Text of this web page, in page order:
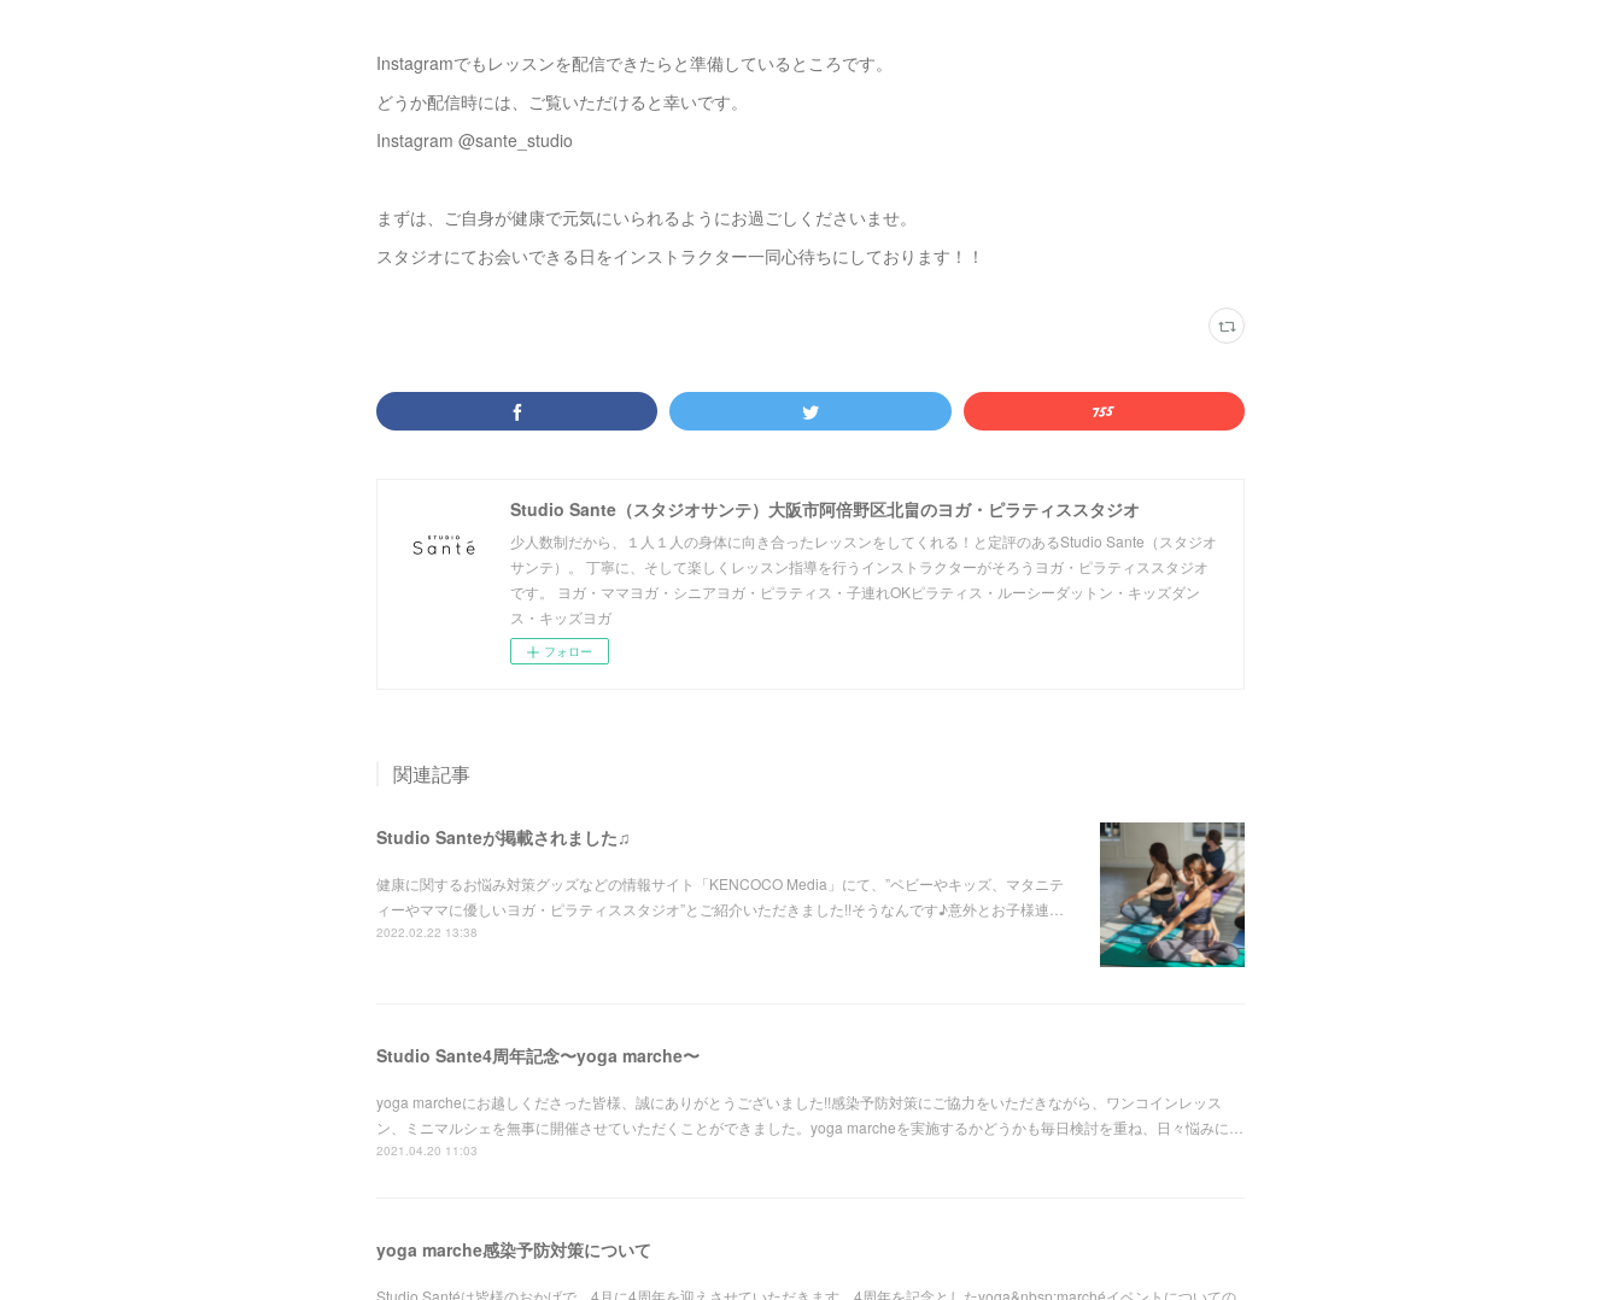
Instagramでもレッスンを配信できたらと準備しているところです。
どうか配信時には、ご覧いただけると幸いです。
Instagram @sante_studio
まずは、ご自身が健康で元気にいられるようにお過ごしくださいませ。
スタジオにてお会いできる日をインストラクター一同心待ちにしております！！
Studio Sante（スタジオサンテ）大阪市阿倍野区北畠のヨガ・ピラティススタジオ
少人数制だから、１人１人の身体に向き合ったレッスンをしてくれる！と定評のあるStudio Sante（スタジオ
サンテ）。 丁寧に、そして楽しくレッスン指導を行うインストラクターがそろうヨガ・ピラティススタジオ
です。 ヨガ・ママヨガ・シニアヨガ・ピラティス・子連れOKピラティス・ルーシーダットン・キッズダン
ス・キッズヨガ
フォロー
関連記事
Studio Santeが掲載されました♫
健康に関するお悩み対策グッズなどの情報サイト「KENCOCO Media」にて、”ベビーやキッズ、マタニテ
ィーやママに優しいヨガ・ピラティススタジオ”とご紹介いただきました!!そうなんです♪意外とお子様連…
2022.02.22 13:38
Studio Sante4周年記念〜yoga marche〜
yoga marcheにお越しくださった皆様、誠にありがとうございました!!感染予防対策にご協力をいただきながら、ワンコインレッス
ン、ミニマルシェを無事に開催させていただくことができました。yoga marcheを実施するかどうかも毎日検討を重ね、日々悩みに…
2021.04.20 11:03
yoga marche感染予防対策について